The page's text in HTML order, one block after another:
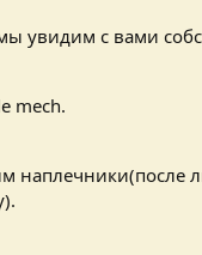
увидим с вами
mech.
наплечники(после